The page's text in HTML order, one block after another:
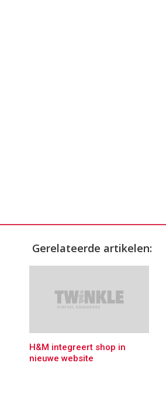
Gerelateerde artikelen:
H&M integreert shop in
nieuwe website